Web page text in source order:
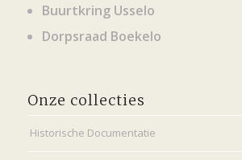
Buurtkring Usselo
Dorpsraad Boekelo
Onze collecties
Historische Documentatie